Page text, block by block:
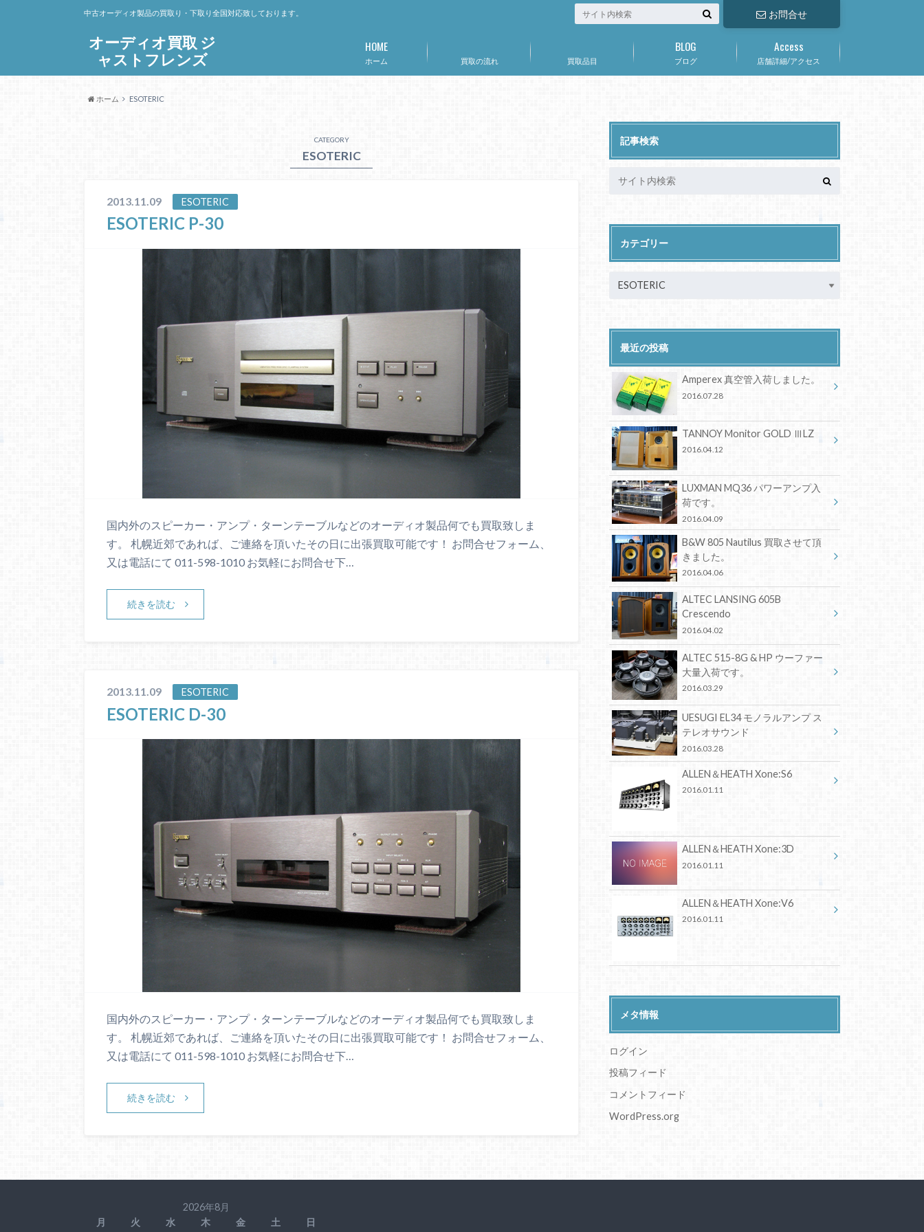
オーディオ買取 ジ
ャストフレンズ
中古オーディオ製品の買取り・下取り全国対応致しております。 お問合せ
ホーム
HOME
買取の流れ 買取品目 ブログ
BLOG
店舗詳細/アクセス
Access
ホーム ESOTERIC
CATEGORY
ESOTERIC
2013.11.09 ESOTERIC
ESOTERIC P-30
国内外のスピーカー・アンプ・ターンテーブルなどのオーディオ製品何でも買取致しま
す。 札幌近郊であれば、ご連絡を頂いたその日に出張買取可能です！ お問合せフォーム、
又は電話にて 011-598-1010 お気軽にお問合せ下…
続きを読む
2013.11.09 ESOTERIC
ESOTERIC D-30
国内外のスピーカー・アンプ・ターンテーブルなどのオーディオ製品何でも買取致しま
す。 札幌近郊であれば、ご連絡を頂いたその日に出張買取可能です！ お問合せフォーム、
又は電話にて 011-598-1010 お気軽にお問合せ下…
続きを読む
記事検索
カテゴリー
最近の投稿
Amperex 真空管入荷しました。
2016.07.28
TANNOY Monitor GOLD ⅢLZ
2016.04.12
LUXMAN MQ36 パワーアンプ入
荷です。
2016.04.09
B&W 805 Nautilus 買取させて頂
きました。
2016.04.06
ALTEC LANSING 605B
Crescendo
2016.04.02
ALTEC 515-8G & HP ウーファー
大量入荷です。
2016.03.29
UESUGI EL34 モノラルアンプ ス
テレオサウンド
2016.03.28
ALLEN＆HEATH Xone:S6
2016.01.11
ALLEN＆HEATH Xone:3D
2016.01.11
ALLEN＆HEATH Xone:V6
2016.01.11
メタ情報
ログイン
投稿フィード
コメントフィード
WordPress.org
2026年8月
月
火 水 木 金 土
日